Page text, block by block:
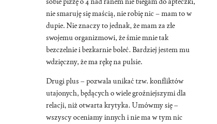
nie smaruję się maścią, nie robię nic – mam to w
dupie. Nie znaczy to jednak, że mam za złe
swojemu organizmowi, że śmie mnie tak
bezczelnie i bezkarnie boleć. Bardziej jestem mu
wdzięczny, że ma rękę na pulsie.
Drugi plus – pozwala unikać tzw. konfliktów
utajonych, będących o wiele groźniejszymi dla
relacji, niż otwarta krytyka. Umówmy się –
wszyscy oceniamy innych i nie ma w tym nic